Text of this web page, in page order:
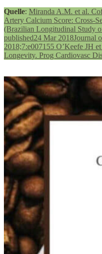
Quelle: Miranda A.M. et al.
Artery Calcium Score:
(Brazilian Longitudinal Study
published24 Mar 2018Journal
2018;7:e007155 O’Keefe JH
Longevity. Prog Cardiovasc